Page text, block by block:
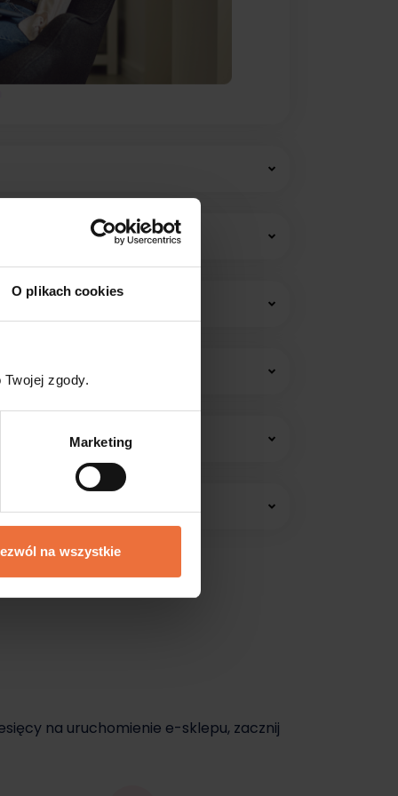
O plikach cookies
zgody.
Marketing
na wszystkie
jeszcze dziś.
na uruchomienie e-sklepu, zacznij